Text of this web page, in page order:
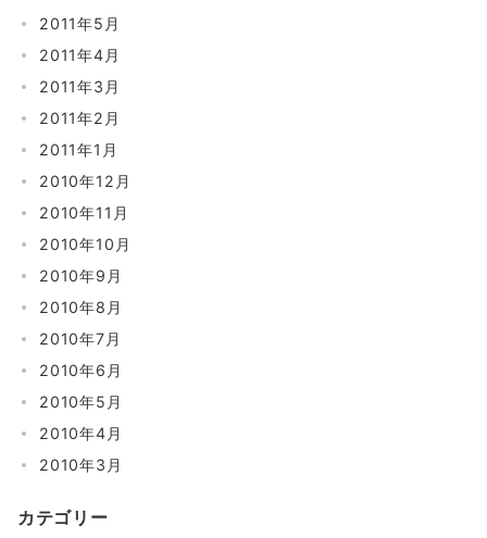
2011年5月
2011年4月
2011年3月
2011年2月
2011年1月
2010年12月
2010年11月
2010年10月
2010年9月
2010年8月
2010年7月
2010年6月
2010年5月
2010年4月
2010年3月
カテゴリー